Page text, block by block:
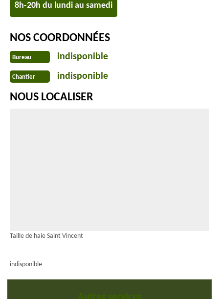
8h-20h du lundi au samedi
NOS COORDONNÉES
Bureau indisponible
Chantier indisponible
NOUS LOCALISER
Taille de haie Saint Vincent
indisponible
Autres services